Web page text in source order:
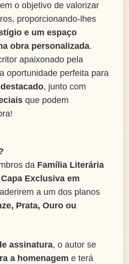
o objetivo de valorizar
proporcionando-lhes
e um espaço
obra personalizada.
apaixonado pela
oportunidade perfeita para
, junto com
que podem
da Família Literária
Capa Exclusiva em
a um dos planos
Prata, Ouro ou
assinatura, o autor se
a homenagem e terá